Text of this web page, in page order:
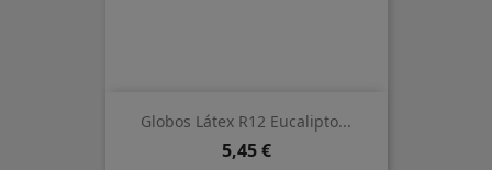
Globos Látex R12 Eucalipto...
Precio
5,45 €